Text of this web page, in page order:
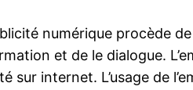
numérique procède
et de le dialogue.
internet. L’usage de